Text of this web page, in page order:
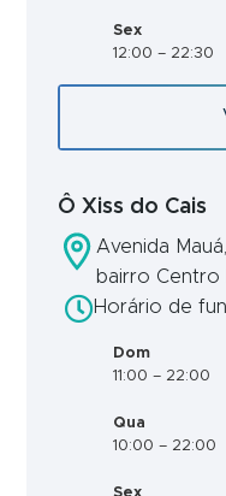
Sex
12:00 – 22:30
Ô Xiss do Cais
Avenida
bairro Centro
Horário de
Dom
11:00 – 22:00
Qua
10:00 – 22:00